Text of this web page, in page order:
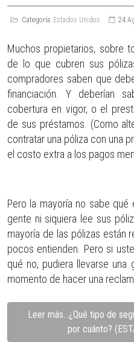
Categoría: Estados Unidos 24
Muchos propietarios, sobre
de lo que cubren sus
compradores saben que
financiación. Y deberían
cobertura en vigor, o el
de sus préstamos. (Como
contratar una póliza con una
el costo extra a los pagos
Pero la mayoría no sabe
gente ni siquiera lee sus
mayoría de las pólizas están
pocos entienden. Pero si
qué no, pudiera llevarse una
momento de hacer una
Leer más…¿Qué tipo de
por cuánto?